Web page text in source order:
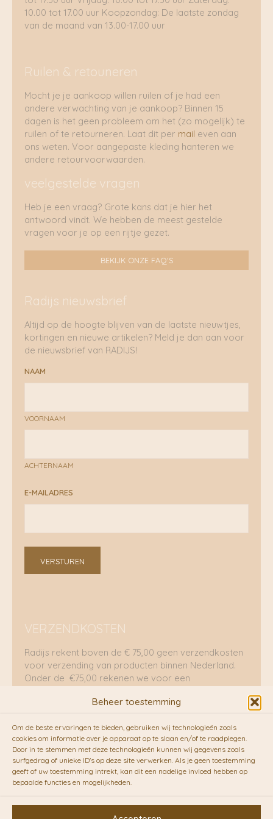
Beheer toestemming
Om de beste ervaringen te bieden, gebruiken wij technologieën zoals
cookies om informatie over je apparaat op te slaan en/of te raadplegen.
Door in te stemmen met deze technologieën kunnen wij gegevens zoals
surfgedrag of unieke ID's op deze site verwerken. Als je geen toestemming
geeft of uw toestemming intrekt, kan dit een nadelige invloed hebben op
bepaalde functies en mogelijkheden.
10.00 tot 17.00 uur Koopzondag: De laatste zondag
van de maand van 13.00-17.00 uur
Ruilen & retouneren
Mocht je je aankoop willen ruilen of je had een
andere verwachting van je aankoop? Binnen 15
dagen is het geen probleem om het (zo mogelijk) te
ruilen of te retourneren. Laat dit per mail even aan
ons weten. Voor aangepaste kleding hanteren we
andere retourvoorwaarden.
veelgestelde vragen
Heb je een vraag? Grote kans dat je hier het
antwoord vindt. We hebben de meest gestelde
vragen voor je op een rijtje gezet.
BEKIJK ONZE FAQ'S
Radijs nieuwsbrief
Altijd op de hoogte blijven van de laatste nieuwtjes,
kortingen en nieuwe artikelen? Meld je dan aan voor
de nieuwsbrief van RADIJS!
NAAM
VOORNAAM
ACHTERNAAM
E-MAILADRES
VERSTUREN
VERZENDKOSTEN
Radijs rekent boven de € 75,00 geen verzendkosten
voor verzending van producten binnen Nederland.
Onder de €75,00 rekenen we voor een
RADIJS werkt samen met de duurzame bezorgdienst
vanFietskoeriers.nl. Pakketten (mits voorradig) voor
10.00 uur besteld op een doordeweekse dag,
bezorgen zij soms nog op dezelfde dag in de
avonduren! Brievenbuspakjes de volgende dag. En
waar mogelijk ook echt op de fiets!!